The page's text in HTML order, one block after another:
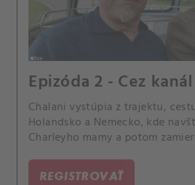
Epizóda 2 - Cez kanál
Chalani vystúpia z trajektu,
Holandsko a Nemecko, kde
Charleyho mamy a potom
REGISTROVAŤ